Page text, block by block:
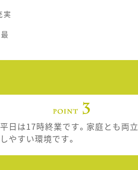
実
平日は17時終業です。家庭とも両立
しやすい環境です。